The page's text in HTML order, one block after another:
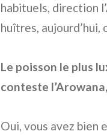
habituels, direction
huîtres, aujourd’hui,
Le poisson le plus
conteste
Oui, vous avez bien